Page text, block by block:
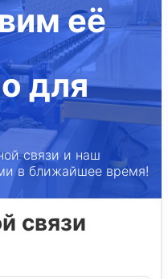
её
для
связи и наш
в ближайшее время!
связи